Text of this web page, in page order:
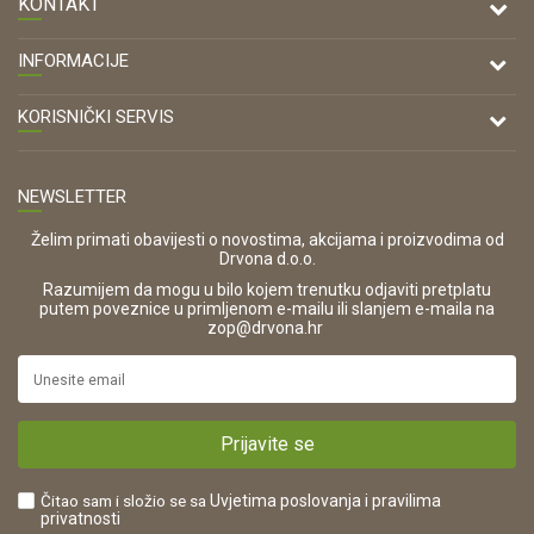
DRVONA D.O.O.
Antuna Mihanovića 7,
47000 Karlovac
OIB:
42821181683
16280
https://www.drvona.hr/
POREZNI BROJ:
INFORMACIJE
O nama
KORISNIČKI SERVIS
Zaštita privatnosti i osobnih podataka
Korištenje kolačića
Pravo na odustajanje i jednostrani raskid ugovora
Reklamacije
Plaćanje karticama
Što dobivam registracijom?
NEWSLETTER
Želim primati obavijesti o novostima, akcijama i proizvodima od
Drvona d.o.o.
Razumijem da mogu u bilo kojem trenutku odjaviti pretplatu
putem poveznice u primljenom e-mailu ili slanjem e-maila na
zop@drvona.hr
Prijavite se
Čitao sam i složio se sa Uvjetima poslovanja i pravilima
privatnosti